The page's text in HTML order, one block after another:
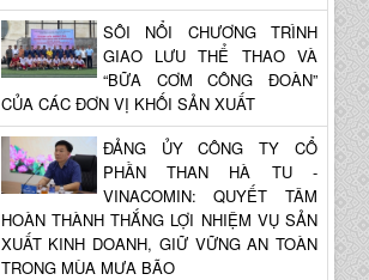
SÔI NỔI CHƯƠNG TRÌNH
GIAO LƯU THỂ THAO VÀ
“BỮA CƠM CÔNG ĐOÀN”
CỦA CÁC ĐƠN VỊ KHỐI SẢN XUẤT
ĐẢNG ỦY CÔNG TY CỔ
PHẦN THAN HÀ TU -
VINACOMIN: QUYẾT TÂM
HOÀN THÀNH THẮNG LỢI NHIỆM VỤ SẢN
XUẤT KINH DOANH, GIỮ VỮNG AN TOÀN
TRONG MÙA MƯA BÃO